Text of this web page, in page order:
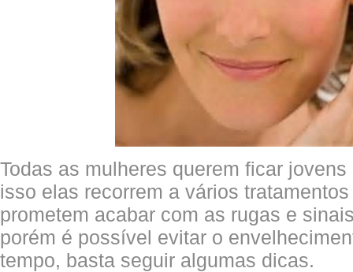
Todas as mulheres querem ficar
isso elas recorrem a vários
prometem acabar com as rugas e
porém é possível evitar o
tempo, basta seguir algumas dicas.